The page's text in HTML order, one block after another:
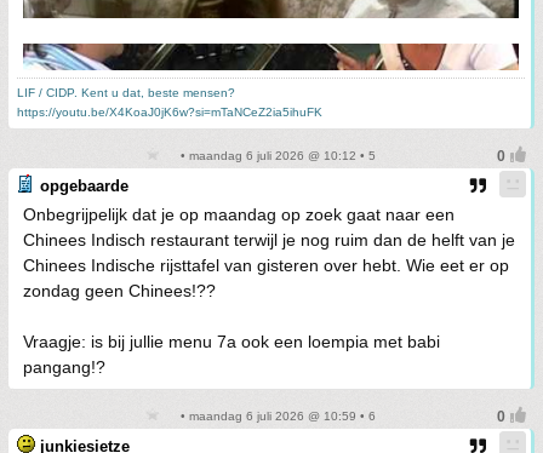
LIF / CIDP. Kent u dat, beste mensen?
https://youtu.be/X4KoaJ0jK6w?si=mTaNCeZ2ia5ihuFK
• maandag 6 juli 2026 @ 10:12 • 5
opgebaarde
Onbegrijpelijk dat je op maandag op zoek gaat naar een
Chinees Indisch restaurant terwijl je nog ruim dan de helft van je
Chinees Indische rijsttafel van gisteren over hebt. Wie eet er op
zondag geen Chinees!??
Vraagje: is bij jullie menu 7a ook een loempia met babi
pangang!?
• maandag 6 juli 2026 @ 10:59 • 6
junkiesietze